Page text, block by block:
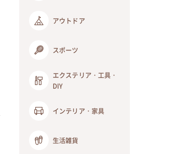
アウトドア
スポーツ
エクステリア・工具・
DIY
インテリア・家具
生活雑貨